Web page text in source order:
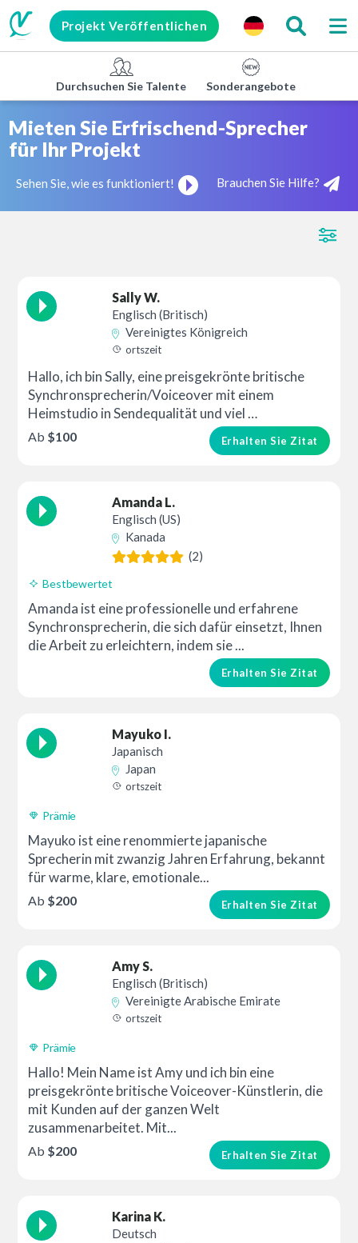
Projekt Veröffentlichen
Durchsuchen Sie Talente Sonderangebote
Mieten Sie Erfrischend-Sprecher
für Ihr Projekt
Sehen Sie, wie es funktioniert! Brauchen Sie Hilfe?
Sally W.
Englisch (Britisch)
Vereinigtes Königreich
ortszeit
Hallo, ich bin Sally, eine preisgekrönte britische
Synchronsprecherin/Voiceover mit einem
Heimstudio in Sendequalität und viel …
Erhalten Sie Zitat
Ab $100
Amanda L.
Englisch (US)
Kanada
(2)
Bestbewertet
Amanda ist eine professionelle und erfahrene
Synchronsprecherin, die sich dafür einsetzt, Ihnen
die Arbeit zu erleichtern, indem sie ...
Erhalten Sie Zitat
Mayuko I.
Japanisch
Japan
ortszeit
Prämie
Mayuko ist eine renommierte japanische
Sprecherin mit zwanzig Jahren Erfahrung, bekannt
für warme, klare, emotionale...
Erhalten Sie Zitat
Ab $200
Amy S.
Englisch (Britisch)
Vereinigte Arabische Emirate
ortszeit
Prämie
Hallo! Mein Name ist Amy und ich bin eine
preisgekrönte britische Voiceover-Künstlerin, die
mit Kunden auf der ganzen Welt
zusammenarbeitet. Mit...
Erhalten Sie Zitat
Ab $200
Karina K.
Deutsch